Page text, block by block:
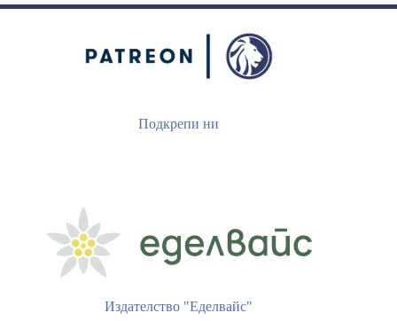
Подкрепи ни
Издателство "Еделвайс"